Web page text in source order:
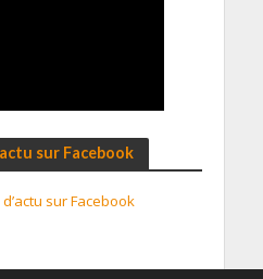
sur Facebook
sur Facebook